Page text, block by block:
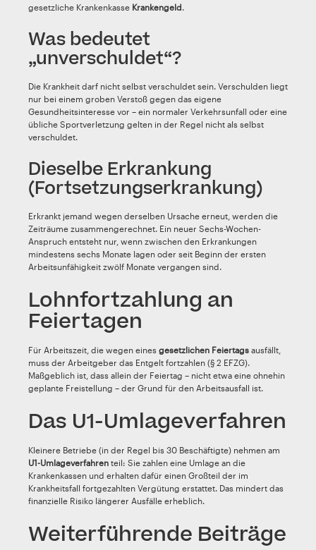
gesetzliche Krankenkasse Krankengeld.
Was bedeutet
„unverschuldet“?
Die Krankheit darf nicht selbst verschuldet sein. Verschulden liegt
nur bei einem groben Verstoß gegen das eigene
Gesundheitsinteresse vor – ein normaler Verkehrsunfall oder eine
übliche Sportverletzung gelten in der Regel nicht als selbst
verschuldet.
Dieselbe Erkrankung
(Fortsetzungserkrankung)
Erkrankt jemand wegen derselben Ursache erneut, werden die
Zeiträume zusammengerechnet. Ein neuer Sechs-Wochen-
Anspruch entsteht nur, wenn zwischen den Erkrankungen
mindestens sechs Monate lagen oder seit Beginn der ersten
Arbeitsunfähigkeit zwölf Monate vergangen sind.
Lohnfortzahlung an
Feiertagen
Für Arbeitszeit, die wegen eines gesetzlichen Feiertags ausfällt,
muss der Arbeitgeber das Entgelt fortzahlen (§ 2 EFZG).
Maßgeblich ist, dass allein der Feiertag – nicht etwa eine ohnehin
geplante Freistellung – der Grund für den Arbeitsausfall ist.
Das U1-Umlageverfahren
Kleinere Betriebe (in der Regel bis 30 Beschäftigte) nehmen am
U1-Umlageverfahren teil: Sie zahlen eine Umlage an die
Krankenkassen und erhalten dafür einen Großteil der im
Krankheitsfall fortgezahlten Vergütung erstattet. Das mindert das
finanzielle Risiko längerer Ausfälle erheblich.
Weiterführende Beiträge